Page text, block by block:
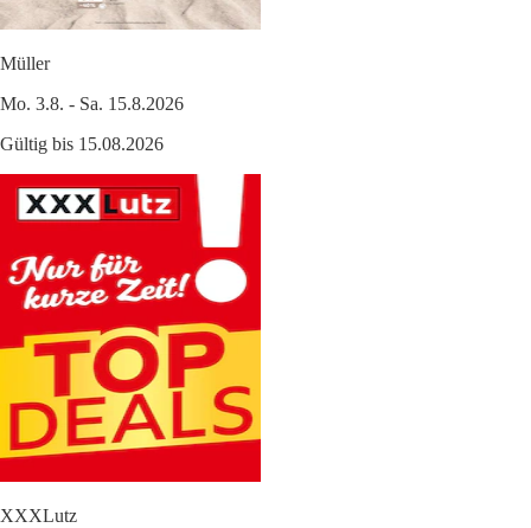
Müller
Mo. 3.8. - Sa. 15.8.2026
Gültig bis 15.08.2026
XXXLutz